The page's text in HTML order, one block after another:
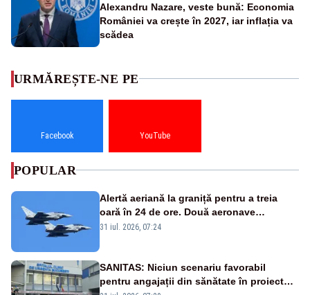
Alexandru Nazare, veste bună: Economia
României va crește în 2027, iar inflația va
scădea
URMĂREȘTE-NE PE
Facebook YouTube
POPULAR
Alertă aeriană la graniță pentru a treia
oară în 24 de ore. Două aeronave
Eurofighter britanice au fost ridicate de la
31 iul. 2026, 07:24
SANITAS: Niciun scenariu favorabil
pentru angajații din sănătate în proiectul